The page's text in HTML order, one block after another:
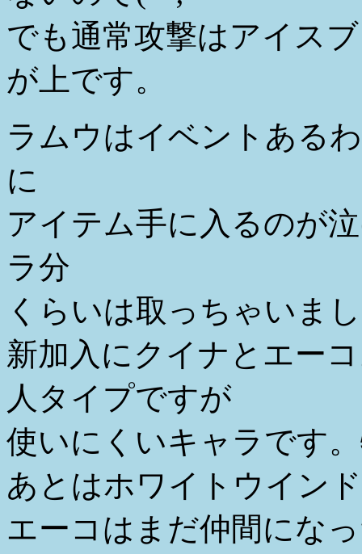
でも通常攻撃はアイス
が上です。
ラムウはイベントある
に
アイテム手に入るのが
ラ分
くらいは取っちゃいま
新加入にクイナとエー
人タイプですが
使いにくいキャラです
あとはホワイトウイン
エーコはまだ仲間にな